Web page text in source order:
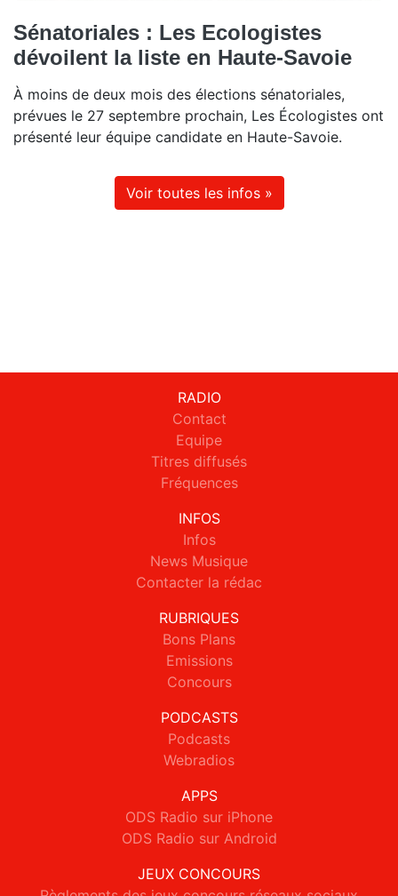
Sénatoriales : Les Ecologistes
dévoilent la liste en Haute-Savoie
À moins de deux mois des élections sénatoriales,
prévues le 27 septembre prochain, Les Écologistes ont
présenté leur équipe candidate en Haute-Savoie.
Voir toutes les infos »
RADIO
Contact
Equipe
Titres diffusés
Fréquences
INFOS
Infos
News Musique
Contacter la rédac
RUBRIQUES
Bons Plans
Emissions
Concours
PODCASTS
Podcasts
Webradios
APPS
ODS Radio sur iPhone
ODS Radio sur Android
JEUX CONCOURS